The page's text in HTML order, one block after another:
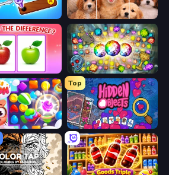
Wood Screw: Bolts Puzzle Jigpic Solitaire
The Difference? Forgotten Treasure 2
Top
Hidden Objects